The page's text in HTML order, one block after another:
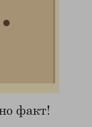
факт!